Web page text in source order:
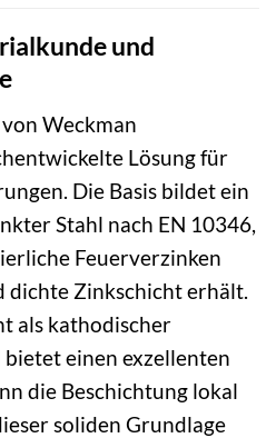
und
Weckman
Lösung für
Die Basis bildet ein
Stahl nach EN 10346,
Feuerverzinken
dichte Zinkschicht erhält.
als kathodischer
einen exzellenten
die Beschichtung lokal
soliden Grundlage